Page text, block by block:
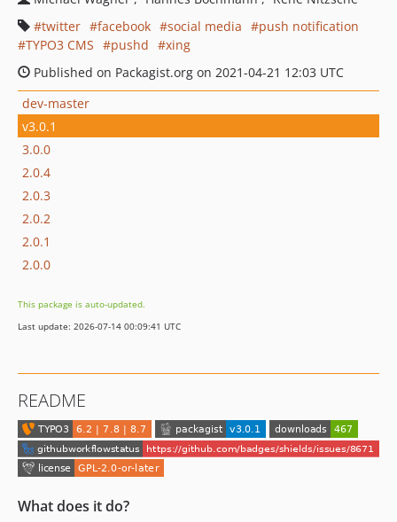
twitter
facebook social media
push notification
TYPO3 CMS
pushd
xing
Published on Packagist.org on 2021-04-21 12:03 UTC
dev-master
v3.0.1
3.0.0
2.0.4
2.0.3
2.0.2
2.0.1
2.0.0
This package is auto-updated.
Last update: 2026-07-14 00:09:41 UTC
README
What does it do?